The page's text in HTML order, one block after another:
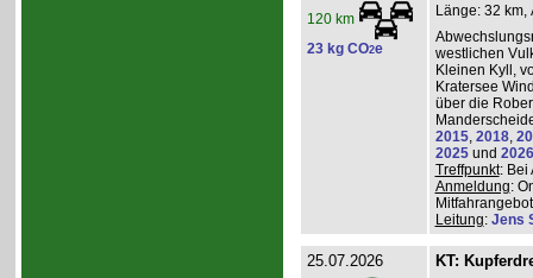
120 km
23 kg CO2e
Länge: 32 km,
westlichen
Kleinen Kyll,
Kratersee
über die
2015, 2018,
2025und 2026
Treffpunkt: Bei
Anmeldung:
Leitung: Jens
25.07.2026 KT: